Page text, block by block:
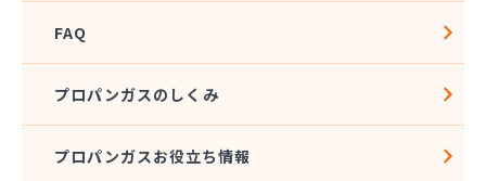
熊本石油株式会社 Dr・Drive 健軍エコ・ステー
ション
熊本石油株式会社 Dr・Drive 清水エコ・ステー
熊本石油株式会社 春日オートガス・スタンド
FAQ
プロパンガスのしくみ
プロパンガスお役立ち情報